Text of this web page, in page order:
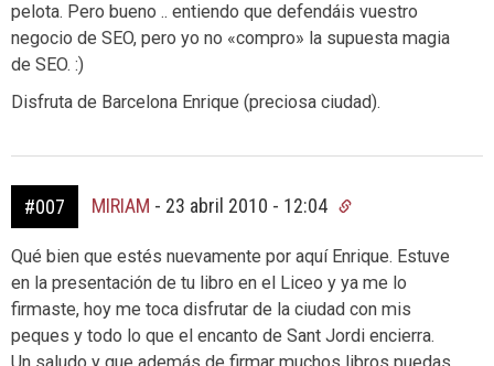
pelota. Pero bueno .. entiendo que defendáis vuestro
negocio de SEO, pero yo no «compro» la supuesta magia
de SEO. :)
Disfruta de Barcelona Enrique (preciosa ciudad).
#007 MIRIAM - 23 abril 2010 - 12:04
Qué bien que estés nuevamente por aquí Enrique. Estuve
en la presentación de tu libro en el Liceo y ya me lo
firmaste, hoy me toca disfrutar de la ciudad con mis
peques y todo lo que el encanto de Sant Jordi encierra.